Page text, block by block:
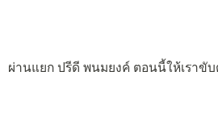
ผ่านแยก ปรีดี พนมยงค์ ตอนนี้ให้เราขับ